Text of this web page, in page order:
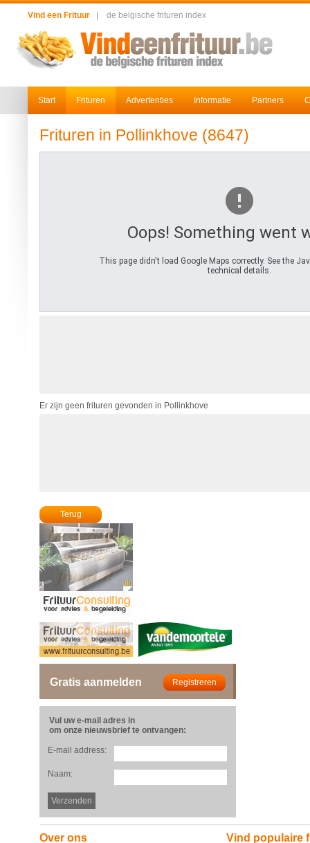
Vind een Frituur de belgische frituren index
Start Frituren Advertenties Informatie Partners
Frituren in Pollinkhove (8647)
Oops! Something went
This page didn't load Google Maps correctly. See the
technical details.
Er zijn geen frituren gevonden in Pollinkhove
Terug
Gratis aanmelden
Vul uw e-mail adres in
om onze nieuwsbrief te ontvangen:
E-mail address:
Naam:
Over ons Vind populaire